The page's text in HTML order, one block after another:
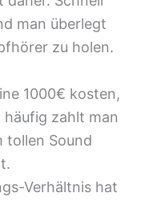
man überlegt
zu holen.
1000€ kosten,
häufig zahlt man
tollen Sound
Verhältnis hat